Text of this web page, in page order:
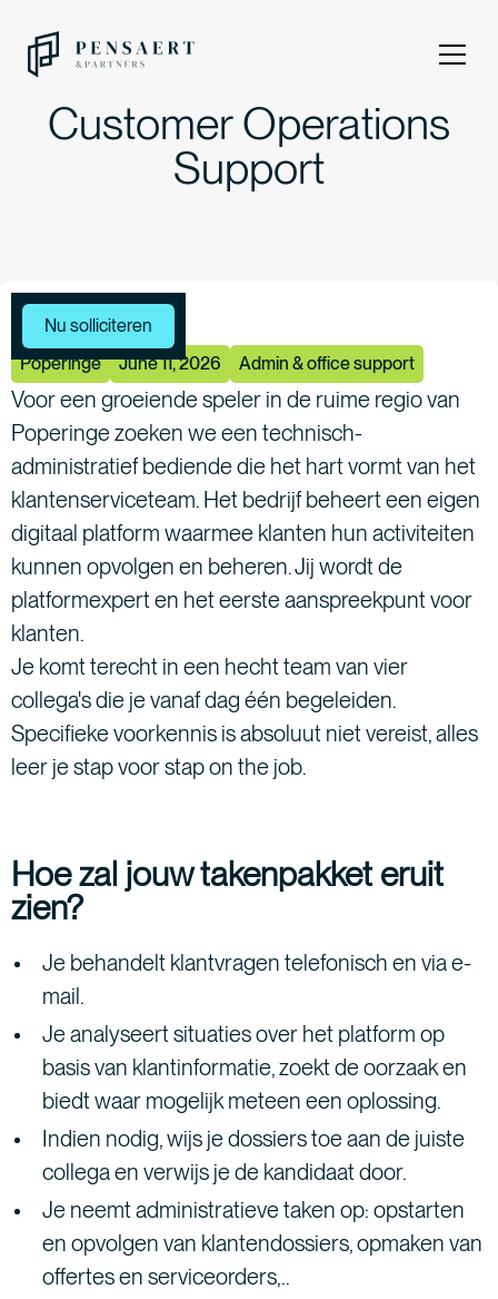
Customer Operations
Support
Meer vacatures
Poperinge June 11, 2026 Admin & office support
Voor een groeiende speler in de ruime regio van
Poperinge zoeken we een technisch-
administratief bediende die het hart vormt van het
klantenserviceteam. Het bedrijf beheert een eigen
digitaal platform waarmee klanten hun activiteiten
kunnen opvolgen en beheren. Jij wordt de
platformexpert en het eerste aanspreekpunt voor
klanten.
Je komt terecht in een hecht team van vier
collega's die je vanaf dag één begeleiden.
Specifieke voorkennis is absoluut niet vereist, alles
leer je stap voor stap on the job.
Hoe zal jouw takenpakket eruit
zien?
Je behandelt klantvragen telefonisch en via e-
mail.
Je analyseert situaties over het platform op
basis van klantinformatie, zoekt de oorzaak en
biedt waar mogelijk meteen een oplossing.
Indien nodig, wijs je dossiers toe aan de juiste
collega en verwijs je de kandidaat door.
Je neemt administratieve taken op: opstarten
en opvolgen van klantendossiers, opmaken van
offertes en serviceorders,..
Nu solliciteren